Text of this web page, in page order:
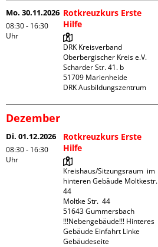
Mo. 30.11.2026
08:30 - 16:30
Uhr
Rotkreuzkurs Erste
Hilfe
DRK Kreisverband
Oberbergischer Kreis e.V.
Scharder Str. 41. b
51709 Marienheide
DRK Ausbildungszentrum
Dezember
Di. 01.12.2026
08:30 - 16:30
Uhr
Rotkreuzkurs Erste
Hilfe
Kreishaus/Sitzungsraum  im
hinteren Gebäude Moltkestr.
44
Moltke Str.  44
51643 Gummersbach
!!!Nebengebäude!!! Hinteres
Gebäude Einfahrt Linke
Gebäudeseite